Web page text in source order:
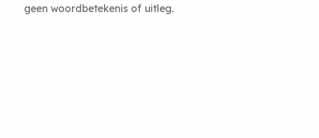
geen woordbetekenis of uitleg.